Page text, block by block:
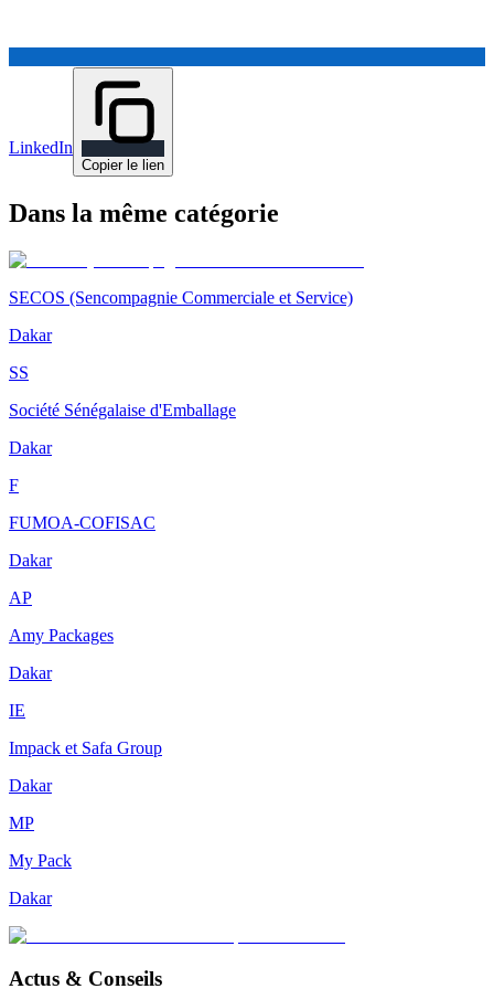
LinkedIn
Copier le lien
Dans la même catégorie
SECOS (Sencompagnie Commerciale et Service)
Dakar
SS
Société Sénégalaise d'Emballage
Dakar
F
FUMOA-COFISAC
Dakar
AP
Amy Packages
Dakar
IE
Impack et Safa Group
Dakar
MP
My Pack
Dakar
Actus & Conseils